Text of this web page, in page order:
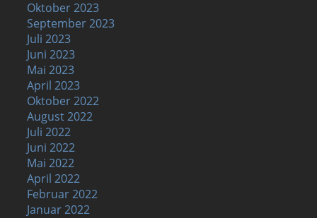
Oktober 2023
September 2023
Juli 2023
Juni 2023
Mai 2023
April 2023
Oktober 2022
August 2022
Juli 2022
Juni 2022
Mai 2022
April 2022
Februar 2022
Januar 2022